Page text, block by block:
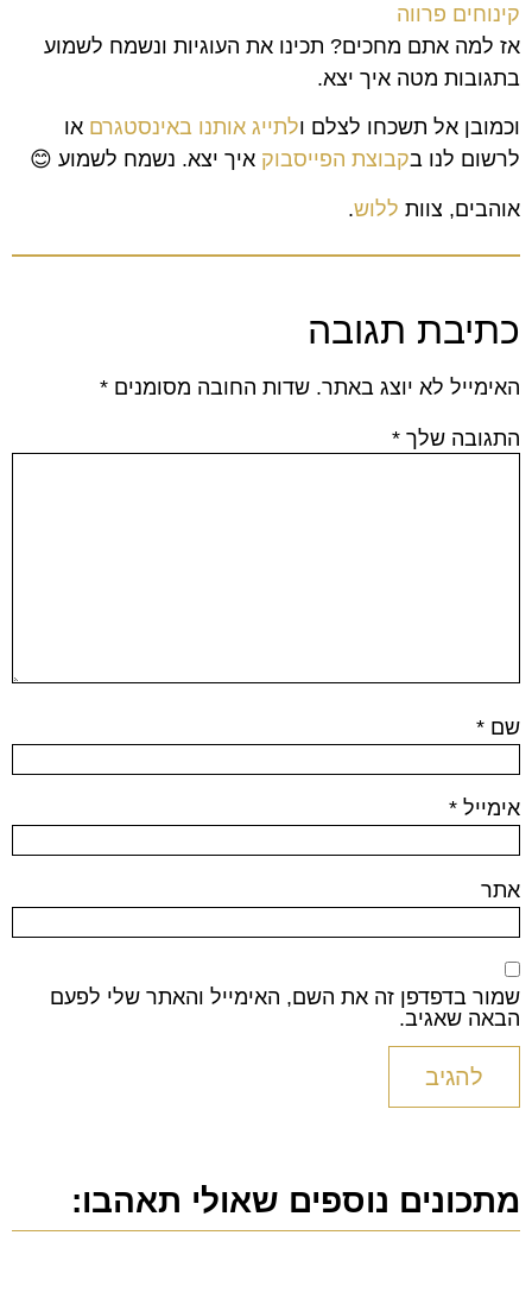
קינוחים פרווה
אז למה אתם מחכים? תכינו את העוגיות ונשמח לשמוע
בתגובות מטה איך יצא.
וכמובן אל תשכחו לצלם ולתייג אותנו באינסטגרם או
לרשום לנו בקבוצת הפייסבוק איך יצא. נשמח לשמוע 😊
אוהבים, צוות ללוש.
כתיבת תגובה
האימייל לא יוצג באתר. שדות החובה מסומנים *
התגובה שלך *
שם *
אימייל *
אתר
שמור בדפדפן זה את השם, האימייל והאתר שלי לפעם
הבאה שאגיב.
מתכונים נוספים שאולי תאהבו: